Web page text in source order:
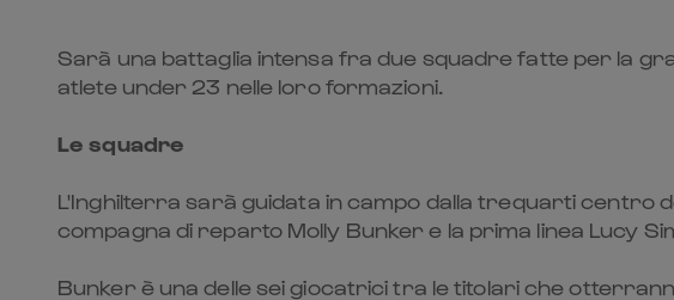
Sarà una battaglia intensa fra due squadre fatte per la
atlete under 23 nelle loro formazioni.
Le squadre
L'Inghilterra sarà guidata in campo dalla trequarti centro
compagna di reparto Molly Bunker e la prima linea Lucy
Bunker è una delle sei giocatrici tra le titolari che